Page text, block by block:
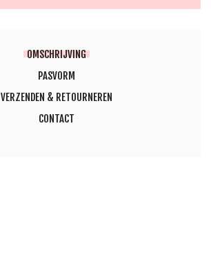
OMSCHRIJVING
PASVORM
VERZENDEN & RETOURNEREN
CONTACT